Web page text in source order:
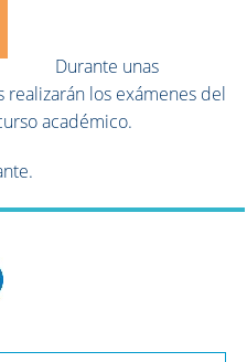
Durante unas
realizarán los exámenes del
académico.